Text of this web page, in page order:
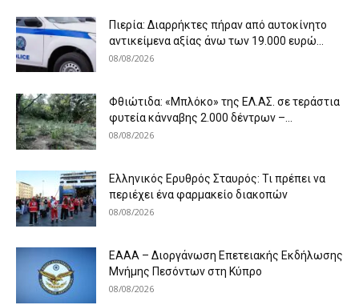
Πιερία: Διαρρήκτες πήραν από αυτοκίνητο
αντικείμενα αξίας άνω των 19.000 ευρώ...
08/08/2026
Φθιώτιδα: «Μπλόκο» της ΕΛ.ΑΣ. σε τεράστια
φυτεία κάνναβης 2.000 δέντρων –...
08/08/2026
Ελληνικός Ερυθρός Σταυρός: Τι πρέπει να
περιέχει ένα φαρμακείο διακοπών
08/08/2026
ΕΑΑΑ – Διοργάνωση Επετειακής Εκδήλωσης
Μνήμης Πεσόντων στη Κύπρο
08/08/2026